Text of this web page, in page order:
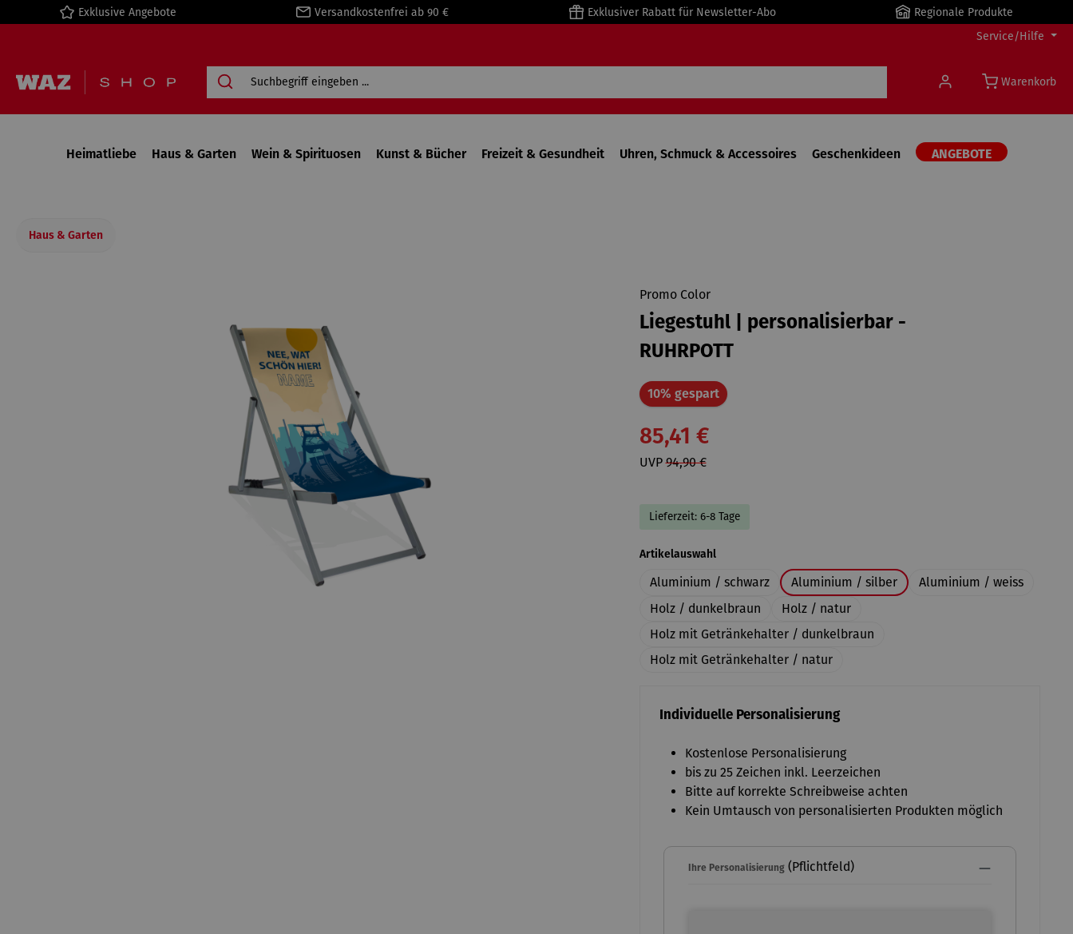
Zur Hauptnavigation springen
Exklusive Angebote Versandkostenfrei ab 90 € Exklusiver Rabatt für Newsletter-Abo
Regionale Produkte
Service/Hilfe
Warenkorb
Heimatliebe Haus & Garten Wein & Spirituosen Kunst & Bücher Freizeit & Gesundheit Uhren, Schmuck & Accessoires Geschenkideen ANGEBOTE
Haus & Garten
Promo Color
Liegestuhl | personalisierbar -
RUHRPOTT
10% gespartRabatt
85,41 €
UVP94,90 €
Lieferzeit: 6-8 Tage
Artikelauswahlauswählen
Aluminium / schwarz Aluminium / silber
Aluminium / weiss
Holz / dunkelbraun
Holz / natur
Holz mit Getränkehalter / dunkelbraun
Holz mit Getränkehalter / natur
Individuelle Personalisierung
Kostenlose Personalisierung
bis zu 25 Zeichen inkl. Leerzeichen
Bitte auf korrekte Schreibweise achten
Kein Umtausch von personalisierten Produkten möglich
Ihre Personalisierung(Pflichtfeld)